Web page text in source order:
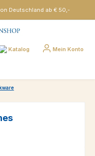
Deutschland ab € 50,-
Katalog Mein Konto